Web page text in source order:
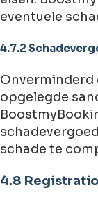
eventuele
4.7.2
Onverminderd
opgelegde
schade te
4.8